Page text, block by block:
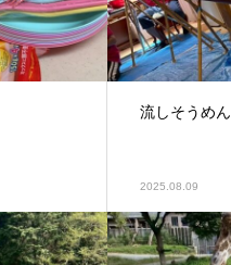
流しそうめん
2025.08.09